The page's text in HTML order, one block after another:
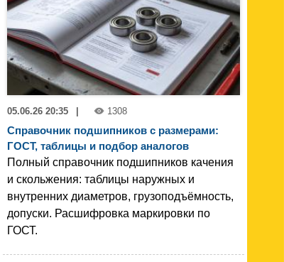
05.06.26 20:35 | 1308
Справочник подшипников с размерами:
ГОСТ, таблицы и подбор аналогов
Полный справочник подшипников качения
и скольжения: таблицы наружных и
внутренних диаметров, грузоподъёмность,
допуски. Расшифровка маркировки по
ГОСТ.